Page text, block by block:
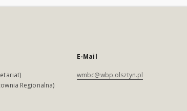
Regionalna)
E-Mail
wmbc@wbp.olsztyn.pl